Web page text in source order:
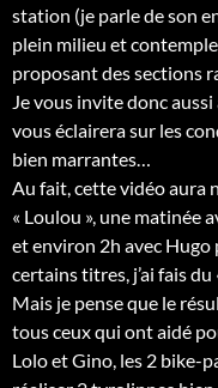
station (je parle de son
plein milieu et
proposant des sections
Je vous invite donc
vous éclairera sur les
bien marrantes…
Au fait, cette vidéo aura
« Loulou », une matinée
et environ 2h avec
certains titres, j’ai fais
Mais je pense que le
tous ceux qui ont aidé
Lolo et Gino, les 2 bike-